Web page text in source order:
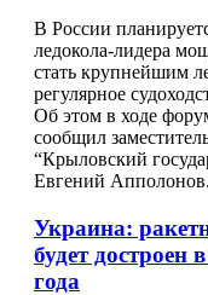
В России
ледокола-лидера
стать крупнейшим
регулярное
Об этом в ходе
сообщил
“Крыловский
Евгений Апполонов.
Украина:
будет достроен
года